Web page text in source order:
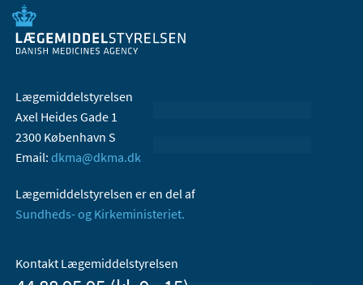
Lægemiddelstyrelsen
Axel Heides Gade 1
2300 København S
Email: dkma@dkma.dk
Lægemiddelstyrelsen er en del af
Sundheds- og Kirkeministeriet.
Kontakt Lægemiddelstyrelsen